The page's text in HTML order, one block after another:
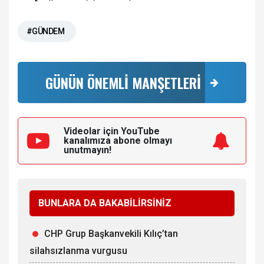
#GÜNDEM
GÜNÜN ÖNEMLİ MANŞETLERİ
Videolar için YouTube
kanalımıza abone olmayı
unutmayın!
BUNLARA DA BAKABİLİRSİNİZ
CHP Grup Başkanvekili Kılıç’tan
silahsızlanma vurgusu